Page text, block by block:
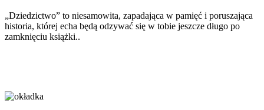
„Dziedzictwo” to niesamowita, zapadająca w pamięć i poruszająca
historia, której echa będą odzywać się w tobie jeszcze długo po
zamknięciu książki..